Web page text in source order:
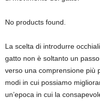
No products found.
La scelta di introdurre
gatto non è soltanto un
verso una comprensione più
modi in cui possiamo
un’epoca in cui la